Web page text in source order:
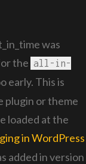
was
the all-in-
early. This is
plugin or theme
loaded at the
in WordPress
added in version